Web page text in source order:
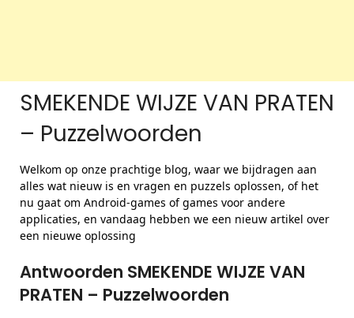
SMEKENDE WIJZE VAN PRATEN
– Puzzelwoorden
Welkom op onze prachtige blog, waar we bijdragen aan
alles wat nieuw is en vragen en puzzels oplossen, of het
nu gaat om Android-games of games voor andere
applicaties, en vandaag hebben we een nieuw artikel over
een nieuwe oplossing
Antwoorden SMEKENDE WIJZE VAN
PRATEN – Puzzelwoorden